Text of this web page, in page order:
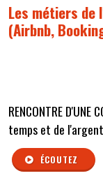
Les métiers de
(Airbnb,
RENCONTRE
temps et de
ÉCOUTEZ